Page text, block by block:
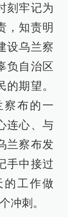
刻牢记为
，知责明
设乌兰察
负自治区
期望。
察布的一
连心、与
兰察布发
手中接过
的工作做
冲刺。